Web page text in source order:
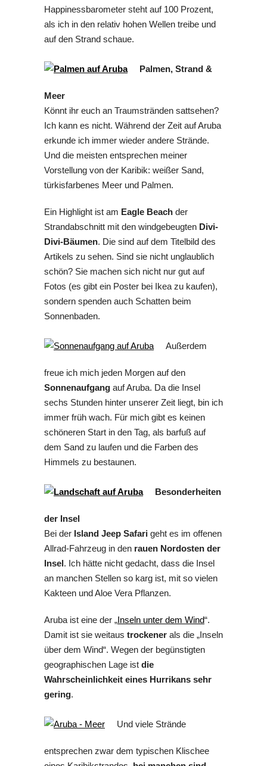
Happinessbarometer steht auf 100 Prozent,
als ich in den relativ hohen Wellen treibe und
auf den Strand schaue.
Palmen, Strand &
Meer
Könnt ihr euch an Traumstränden sattsehen?
Ich kann es nicht. Während der Zeit auf Aruba
erkunde ich immer wieder andere Strände.
Und die meisten entsprechen meiner
Vorstellung von der Karibik: weißer Sand,
türkisfarbenes Meer und Palmen.
Ein Highlight ist am Eagle Beach der
Strandabschnitt mit den windgebeugten Divi-
Divi-Bäumen. Die sind auf dem Titelbild des
Artikels zu sehen. Sind sie nicht unglaublich
schön? Sie machen sich nicht nur gut auf
Fotos (es gibt ein Poster bei Ikea zu kaufen),
sondern spenden auch Schatten beim
Sonnenbaden.
Außerdem
freue ich mich jeden Morgen auf den
Sonnenaufgang auf Aruba. Da die Insel
sechs Stunden hinter unserer Zeit liegt, bin ich
immer früh wach. Für mich gibt es keinen
schöneren Start in den Tag, als barfuß auf
dem Sand zu laufen und die Farben des
Himmels zu bestaunen.
Besonderheiten
der Insel
Bei der Island Jeep Safari geht es im offenen
Allrad-Fahrzeug in den rauen Nordosten der
Insel. Ich hätte nicht gedacht, dass die Insel
an manchen Stellen so karg ist, mit so vielen
Kakteen und Aloe Vera Pflanzen.
Aruba ist eine der „Inseln unter dem Wind“.
Damit ist sie weitaus trockener als die „Inseln
über dem Wind“. Wegen der begünstigten
geographischen Lage ist die
Wahrscheinlichkeit eines Hurrikans sehr
gering.
Und viele Strände
entsprechen zwar dem typischen Klischee